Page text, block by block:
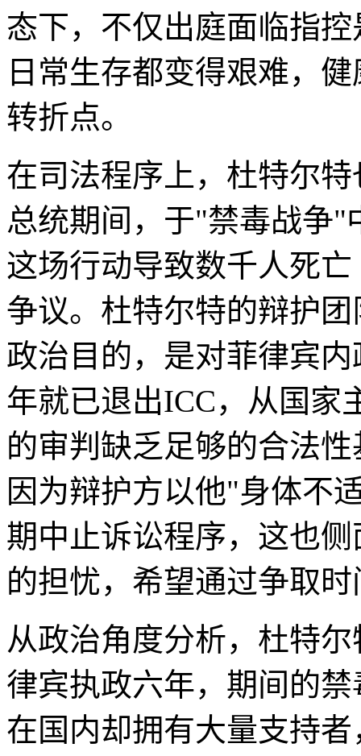
态下，不仅出庭面临指
日常生存都变得艰难，
转折点。
在司法程序上，杜特尔
总统期间，于"禁毒战争"
这场行动导致数千人死
争议。杜特尔特的辩护
政治目的，是对菲律宾
年就已退出ICC，从国家
的审判缺乏足够的合法
因为辩护方以他"身体不
期中止诉讼程序，这也
的担忧，希望通过争取
从政治角度分析，杜特
律宾执政六年，期间的
在国内却拥有大量支持